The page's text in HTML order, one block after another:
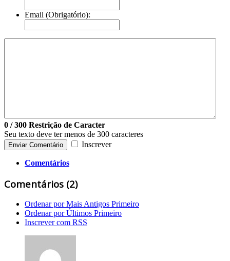
Email (Obrigatório):
0 / 300 Restrição de Caracter
Seu texto deve ter menos de 300 caracteres
Enviar Comentário Inscrever
Comentários
Comentários (2)
Ordenar por Mais Antigos Primeiro
Ordenar por Últimos Primeiro
Inscrever com RSS